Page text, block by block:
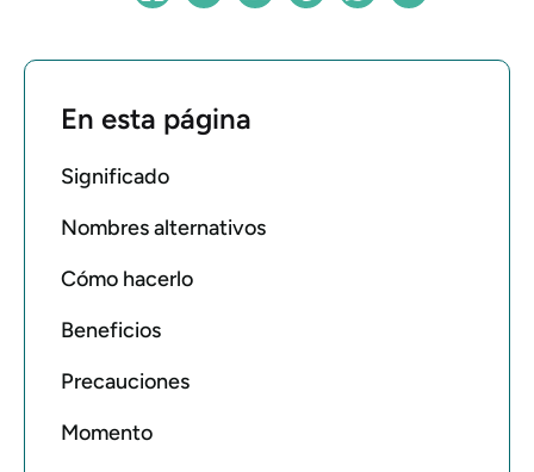
En esta página
Significado
Nombres alternativos
Cómo hacerlo
Beneficios
Precauciones
Momento